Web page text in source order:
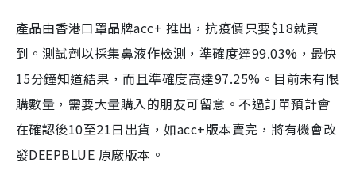
產品由香港口罩品牌acc+ 推出，抗疫價只要$18就買
到。測試劑以採集鼻液作檢測，準確度達99.03%，最快
15分鐘知道結果，而且準確度高達97.25%。目前未有限
購數量，需要大量購入的朋友可留意。不過訂單預計會
在確認後10至21日出貨，如acc+版本賣完，將有機會改
發DEEPBLUE 原廠版本。